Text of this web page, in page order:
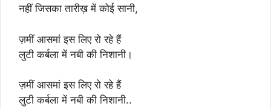
नहीं जिसका तारीख़ में कोई सानी,
ज़मीं आसमां इस लिए रो रहे हैं
लुटी कर्बला में नबी की निशानी।
ज़मीं आसमां इस लिए रो रहे हैं
लुटी कर्बला में नबी की निशानी..